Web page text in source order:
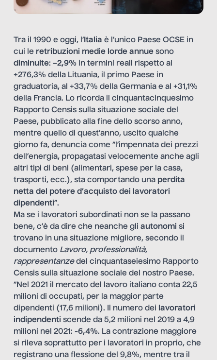
Tra il 1990 e oggi, l’Italia è l’unico Paese OCSE in
cui le retribuzioni medie lorde annue sono
diminuite: –2,9% in termini reali rispetto al
+276,3% della Lituania, il primo Paese in
graduatoria, al +33,7% della Germania e al +31,1%
della Francia. Lo ricorda il cinquantacinquesimo
Rapporto Censis sulla situazione sociale del
Paese, pubblicato alla fine dello scorso anno,
mentre quello di quest’anno, uscito qualche
giorno fa, denuncia come “l’impennata dei prezzi
dell’energia, propagatasi velocemente anche agli
altri tipi di beni (alimentari, spese per la casa,
trasporti, ecc.), sta comportando una perdita
netta del potere d’acquisto dei lavoratori
dipendenti”.
Ma se i lavoratori subordinati non se la passano
bene, c’è da dire che neanche gli autonomi si
trovano in una situazione migliore, secondo il
documento Lavoro, professionalità,
rappresentanzedel cinquantaseiesimo Rapporto
Censis sulla situazione sociale del nostro Paese.
“Nel 2021 il mercato del lavoro italiano conta 22,5
milioni di occupati, per la maggior parte
dipendenti (17,6 milioni). Il numero dei lavoratori
indipendenti scende da 5,2 milioni nel 2019 a 4,9
milioni nel 2021: -6,4%. La contrazione maggiore
si rileva soprattutto per i lavoratori in proprio, che
registrano una flessione del 9,8%, mentre tra il